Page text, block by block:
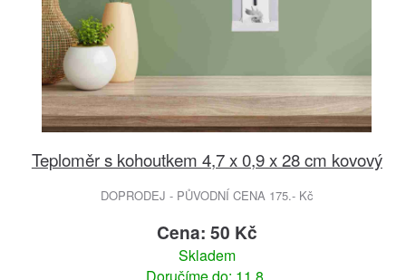
Teploměr s kohoutkem 4,7 x 0,9 x 28 cm kovový
DOPRODEJ - PŮVODNÍ CENA 175.- Kč
Cena: 50 Kč
Skladem
Doručíme do: 11.8.